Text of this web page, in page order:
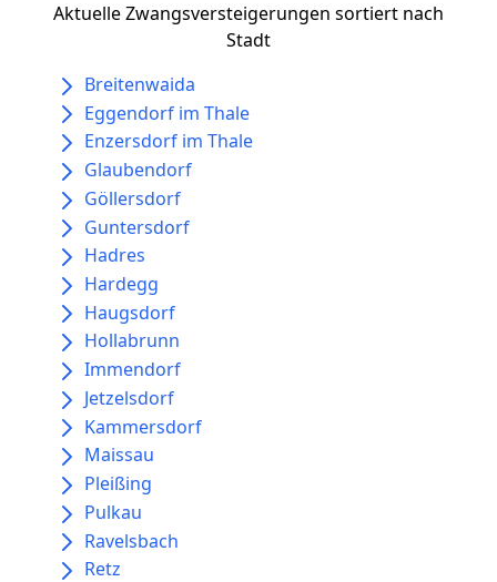
Aktuelle Zwangsversteigerungen sortiert nach
Stadt
Breitenwaida
Eggendorf im Thale
Enzersdorf im Thale
Glaubendorf
Göllersdorf
Guntersdorf
Hadres
Hardegg
Haugsdorf
Hollabrunn
Immendorf
Jetzelsdorf
Kammersdorf
Maissau
Pleißing
Pulkau
Ravelsbach
Retz